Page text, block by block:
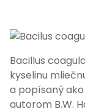
Bacillus
kyselinu
a popísaný ako
autorom B.W.